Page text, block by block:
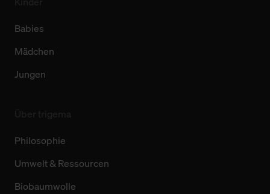
Babies
Mädchen
Jungen
Philosophie
Umwelt & Ressourcen
Biobaumwolle